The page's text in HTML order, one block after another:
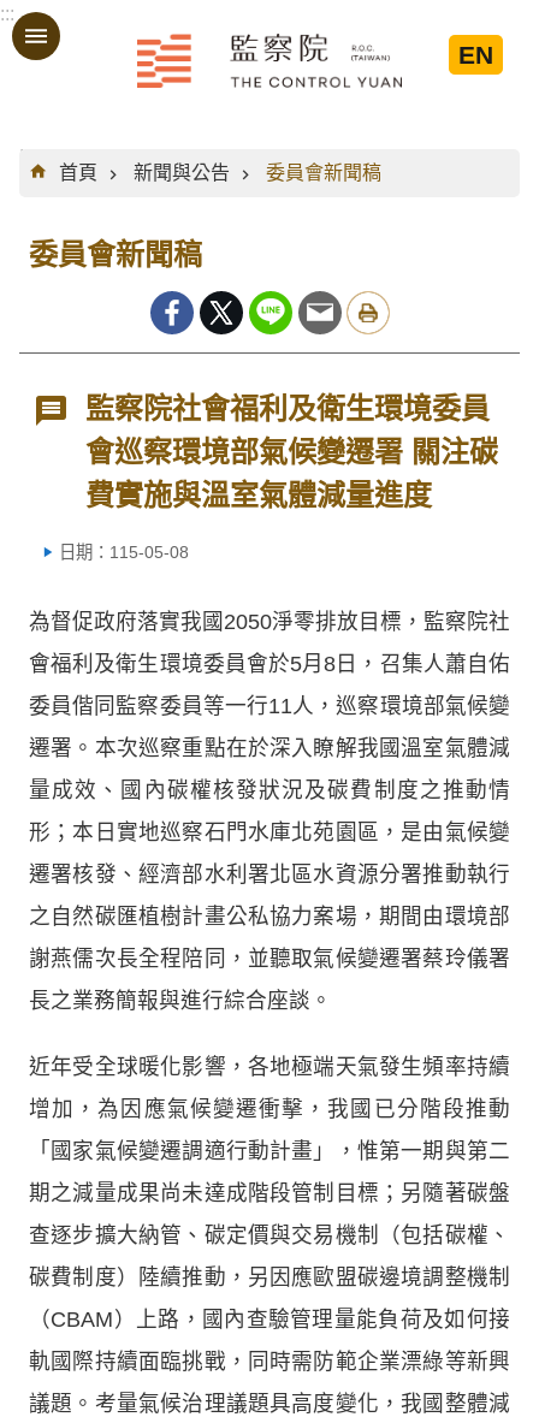
跳到主要內容區塊
:::
EN
:::
首頁
新聞與公告 委員會新聞稿
委員會新聞稿
監察院社會福利及衛生環境委員
會巡察環境部氣候變遷署 關注碳
費實施與溫室氣體減量進度
日期：115-05-08
為督促政府落實我國2050淨零排放目標，監察院社
會福利及衛生環境委員會於5月8日，召集人蕭自佑
委員偕同監察委員等一行11人，巡察環境部氣候變
遷署。本次巡察重點在於深入瞭解我國溫室氣體減
量成效、國內碳權核發狀況及碳費制度之推動情
形；本日實地巡察石門水庫北苑園區，是由氣候變
遷署核發、經濟部水利署北區水資源分署推動執行
之自然碳匯植樹計畫公私協力案場，期間由環境部
謝燕儒次長全程陪同，並聽取氣候變遷署蔡玲儀署
長之業務簡報與進行綜合座談。
近年受全球暖化影響，各地極端天氣發生頻率持續
增加，為因應氣候變遷衝擊，我國已分階段推動
「國家氣候變遷調適行動計畫」，惟第一期與第二
期之減量成果尚未達成階段管制目標；另隨著碳盤
查逐步擴大納管、碳定價與交易機制（包括碳權、
碳費制度）陸續推動，另因應歐盟碳邊境調整機制
（CBAM）上路，國內查驗管理量能負荷及如何接
軌國際持續面臨挑戰，同時需防範企業漂綠等新興
議題。考量氣候治理議題具高度變化，我國整體減